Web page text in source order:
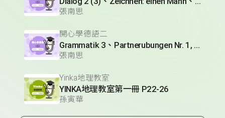
張南思
開心學德語二
Grammatik 3、Partnerubungen Nr. 1, 3、Dialog 2(1)
張南思
Yinka地理教室
YINKA地理教室第一冊 P22-26
孫寅華